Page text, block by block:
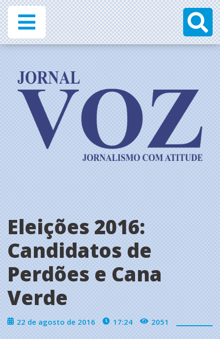
Eleições 2016:
Candidatos de
Perdões e Cana
Verde
22 de agosto de 2016 17:24 2051